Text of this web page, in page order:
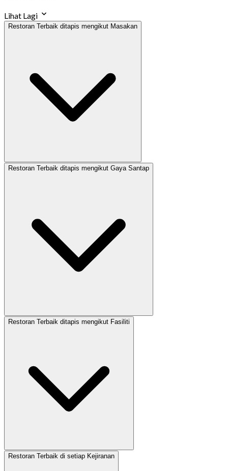
Lihat Lagi
Restoran Terbaik ditapis mengikut Masakan
Restoran Terbaik ditapis mengikut Gaya Santap
Restoran Terbaik ditapis mengikut Fasiliti
Restoran Terbaik di setiap Kejiranan